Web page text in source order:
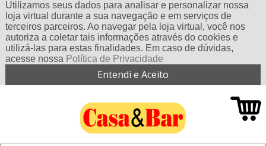
Utilizamos seus dados para analisar e personalizar nossa
loja virtual durante a sua navegação e em serviços de
terceiros parceiros. Ao navegar pela loja virtual, você nos
autoriza a coletar tais informações através do cookies e
utilizá-las para estas finalidades. Em caso de dúvidas,
acesse nossa Política de Privacidade
Entendi e Aceito